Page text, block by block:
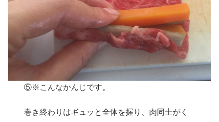
⑤※こんなかんじです。
巻き終わりはギュッと全体を握り、肉同士がく